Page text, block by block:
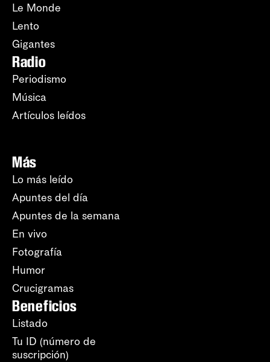
Le Monde
Lento
Gigantes
Radio
Periodismo
Música
Artículos leídos
Más
Lo más leído
Apuntes del día
Apuntes de la semana
En vivo
Fotografía
Humor
Crucigramas
Beneficios
Listado
Tu ID (número de
suscripción)